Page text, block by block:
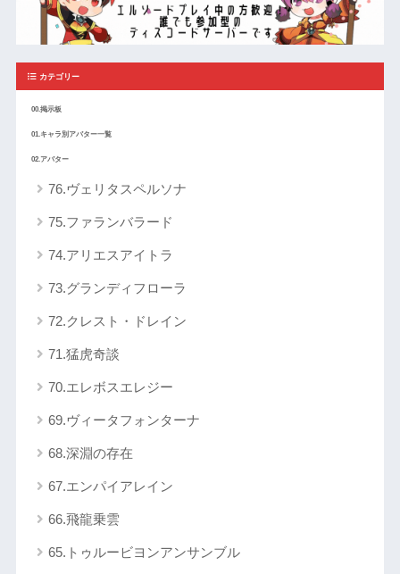
カテゴリー
00.掲示板
01.キャラ別アバター一覧
02.アバター
76.ヴェリタスペルソナ
75.ファランバラード
74.アリエスアイトラ
73.グランディフローラ
72.クレスト・ドレイン
71.猛虎奇談
70.エレボスエレジー
69.ヴィータフォンターナ
68.深淵の存在
67.エンパイアレイン
66.飛龍乗雲
65.トゥルービヨンアンサンブル